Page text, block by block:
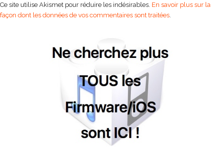
Ce site utilise Akismet pour réduire les indésirables. En savoir plus sur la
façon dont les données de vos commentaires sont traitées